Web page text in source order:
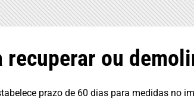
recuperar ou
prazo de 60 dias para medidas no